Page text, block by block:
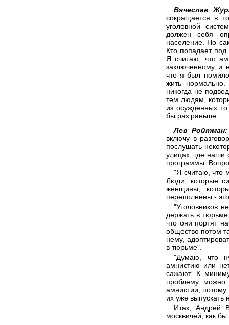
Вячеслав
сокращается в
уголовной
должен себя
население. Но
Кто попадает
Я считаю, что
заключенному и
что я был
жить
никогда не
тем людям,
из осужденных
бы раз раньше.
Лев Ройтман:
включу в
послушать
улицах, где наши
программы.
"Я считаю, что
Люди, которые
женщины,
переполнены -
"Уголовников
держать в
что они портят
общество потом
нему,
в тюрьме".
"Думаю, что
амнистию или
сажают. К
проблему
амнистии, потому
их уже выпускать
Итак, Андрей
москвичей, как